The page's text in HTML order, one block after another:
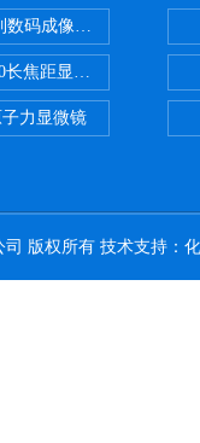
数码成像系统
长焦距显微镜
子力显微镜
版权所有 技术支持：